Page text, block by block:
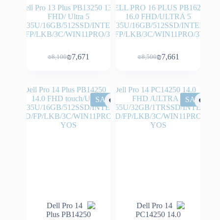
DELL PRO 16 PLUS PB16250
16.0 FHD/ULTRA 5
235U/16GB/512SSD/INTEL
HD/FP/LKB/3C/WIN11PRO/3YOS
₪8,500
המחיר
₪8,500.
₪7,661 המחיר
₪7,661.
Dell Pro 13 Plus PB13250 13.3
FHD/ Ultra 5
235U/16GB/512SSD/INTEL
HD/FP/LKB/3C/WIN11PRO/3YOS
₪8,100
המחיר
₪8,100.
₪7,671 המחיר
₪7,671.
SALE
SALE